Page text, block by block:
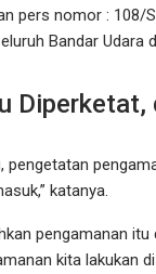
pers nomor :
Bandar Udara
pengetatan
katanya.
pengamanan
kita lakukan